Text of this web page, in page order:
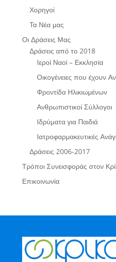
Χορηγοί
Τα Νέα μας
Οι Δράσεις Μας
Δράσεις από το 2018
Ιεροί Ναοί – Εκκλησία
Οικογένειες που έχουν
Φροντίδα Ηλικιωμένων
Ανθρωπιστικοί Σύλλογοι
Ιδρύματα για Παιδιά
Ιατροφαρμακευτικές
Δράσεις 2006-2017
Τρόποι Συνεισφοράς στον
Επικοινωνία